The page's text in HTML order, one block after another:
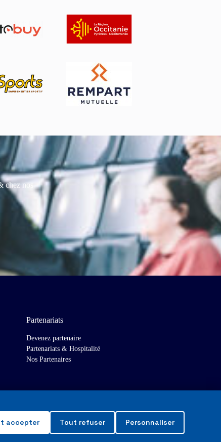
chez nos
Partenariats
Devenez partenaire
Partenariats & Hospitalité
Nos Partenaires
accepter Tout refuser Personnaliser